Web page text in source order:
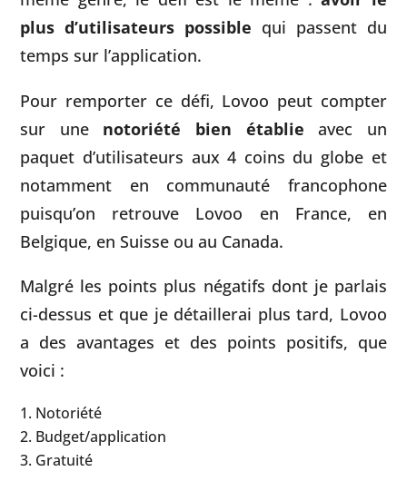
plus d’utilisateurs possible qui passent du
temps sur l’application.
Pour remporter ce défi, Lovoo peut compter
sur une notoriété bien établie avec un
paquet d’utilisateurs aux 4 coins du globe et
notamment en communauté francophone
puisqu’on retrouve Lovoo en France, en
Belgique, en Suisse ou au Canada.
Malgré les points plus négatifs dont je parlais
ci-dessus et que je détaillerai plus tard, Lovoo
a des avantages et des points positifs, que
voici :
Notoriété
Budget/application
Gratuité